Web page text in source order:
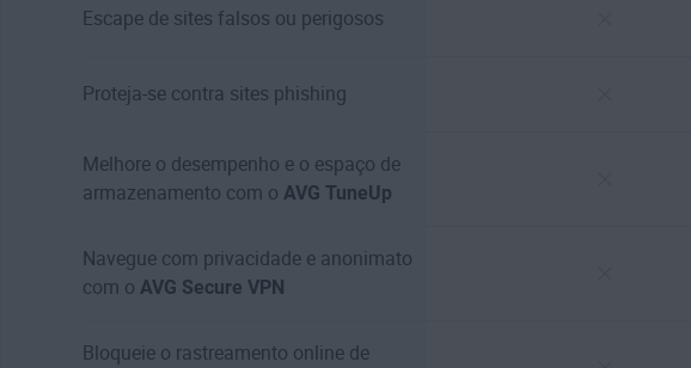
Escape de sites falsos ou perigosos
Proteja-se contra sites phishing
Melhore o desempenho e o espaço de
armazenamento com o AVG TuneUp
Navegue com privacidade e anonimato
com o AVG Secure VPN
Bloqueie o rastreamento online de